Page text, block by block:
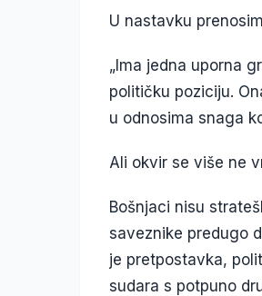
U nastavku
„Ima jedna uporna
političku poziciju.
u odnosima snaga
Ali okvir se više ne
Bošnjaci nisu
saveznike predugo
je pretpostavka,
sudara s potpuno